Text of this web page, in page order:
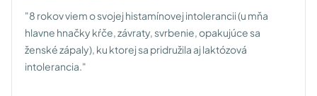
"8 rokov viem o svojej histamínovej intolerancii (u mňa
hlavne hnačky kŕče, závraty, svrbenie, opakujúce sa
ženské zápaly), ku ktorej sa pridružila aj laktózová
intolerancia."